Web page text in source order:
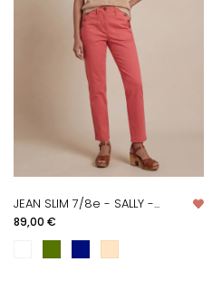
JEAN SLIM 7/8e - SALLY -...
Prix
89,00 €